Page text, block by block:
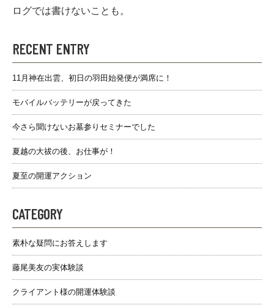
ログでは書けないことも。
RECENT ENTRY
11月神在出雲、初日の羽田始発便が満席に！
モバイルバッテリーが戻ってきた
今さら聞けないお墓参りセミナーでした
夏越の大祓の後、お仕事が！
夏至の開運アクション
CATEGORY
素朴な疑問にお答えします
藤尾美友の実体験談
クライアント様の開運体験談